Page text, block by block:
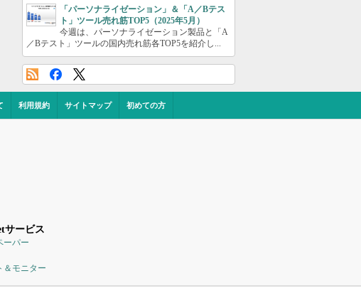
「パーソナライゼーション」＆「A／Bテス
ト」ツール売れ筋TOP5（2025年5月）
今週は、パーソナライゼーション製品と「A
／Bテスト」ツールの国内売れ筋各TOP5を紹介し...
利用規約 サイトマップ 初めての方
サービス
ーパー
＆モニター